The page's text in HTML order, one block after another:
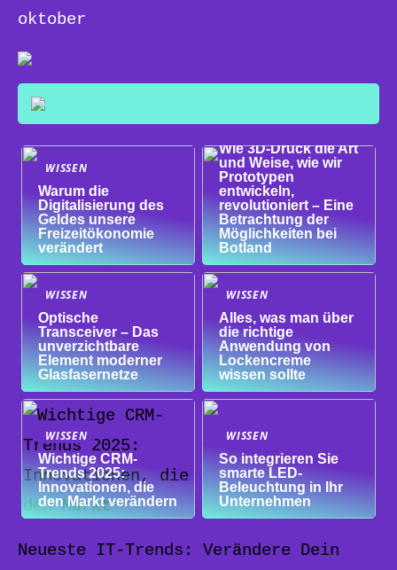
oktober
WISSEN
Warum die
Digitalisierung des
Geldes unsere
Freizeitökonomie
verändert
WISSEN
Wie 3D-Druck die Art
und Weise, wie wir
Prototypen
entwickeln,
revolutioniert – Eine
Betrachtung der
Möglichkeiten bei
Botland
WISSEN
Optische
Transceiver – Das
unverzichtbare
Element moderner
Glasfasernetze
WISSEN
Alles, was man über
die richtige
Anwendung von
Lockencreme
wissen sollte
WISSEN
Wichtige CRM-
Trends 2025:
Innovationen, die
den Markt verändern
WISSEN
So integrieren Sie
smarte LED-
Beleuchtung in Ihr
Unternehmen
Neueste IT-Trends: Verändere Dein